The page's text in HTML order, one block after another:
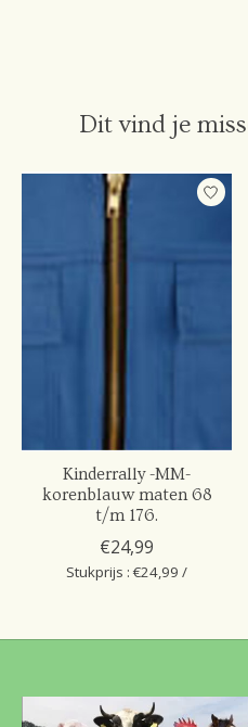
Dit vind je
Items van productcarrousel
Kinderrally -MM-
korenblauw maten 68
t/m 176.
€24,99
Stukprijs : €24,99 /